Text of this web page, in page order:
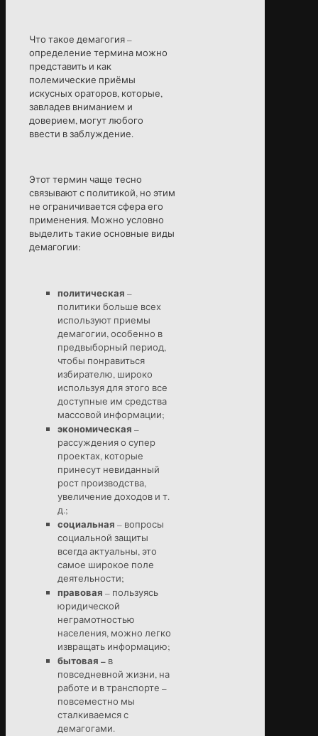
Что такое демагогия –
определение термина можно
представить и как
полемические приёмы
искусных ораторов, которые,
завладев вниманием и
доверием, могут любого
ввести в заблуждение.
Этот термин чаще тесно
связывают с политикой, но этим
не ограничивается сфера его
применения. Можно условно
выделить такие основные виды
демагогии:
политическая –
политики больше всех
используют приемы
демагогии, особенно в
предвыборный период,
чтобы понравиться
избирателю, широко
используя для этого все
доступные им средства
массовой информации;
экономическая –
рассуждения о супер
проектах, которые
принесут невиданный
рост производства,
увеличение доходов и т.
д.;
социальная – вопросы
социальной защиты
всегда актуальны, это
самое широкое поле
деятельности;
правовая – пользуясь
юридической
неграмотностью
населения, можно легко
извращать информацию;
бытовая – в
повседневной жизни, на
работе и в транспорте –
повсеместно мы
сталкиваемся с
демагогами.